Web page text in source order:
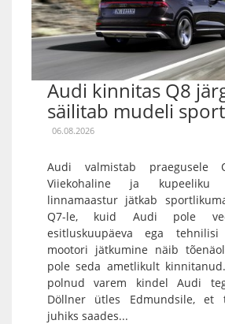
Audi kinnitas Q8
säilitab mudeli
06.08.2026
Audi valmistab praegusele
Viiekohaline ja kupeeliku
linnamaastur jätkab
Q7-le, kuid Audi pole
esitluskuupäeva ega
mootori jätkumine näib
pole seda ametlikult
polnud varem kindel Audi
Döllner ütles Edmundsile, et
juhiks saades...